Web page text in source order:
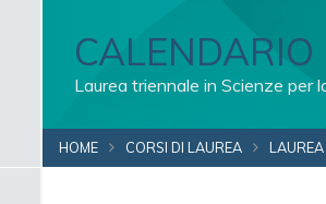
Laurea triennale in Scienze per
HOME CORSI DI LAUREA LAUREA